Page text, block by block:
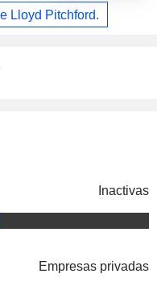
Lloyd Pitchford.
Inactivas
Empresas privadas